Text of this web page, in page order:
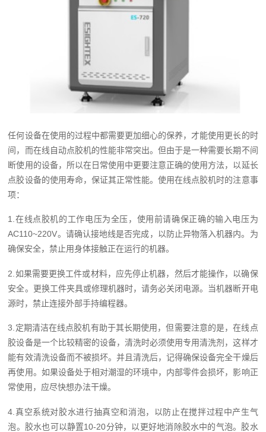
任何设备在使用的过程中都需要更加细心的保养，才能使用更长的时
间，而在线自动点胶机的性能非常突出。但由于是一种需要长期不间
断使用的设备，所以在日常使用中更要注意正确的使用方法，以延长
点胶设备的使用寿命，保证其正常性能。使用在线点胶机时的注意事
项：
1.在线点胶机的工作电压为全压，使用前请确保正确的输入电压为
AC110~220V。请确认接地线是否完成，以防止异物落入机器内。为
确保安全，禁止用身体接触正在运行的机器。
2.如果需要更换工件或材料，应先停止机器，然后才能操作，以确保
安全。更换工件夹具或修理机器时，请务必关闭电源。当机器断开电
源时，禁止连接外部手持编程器。
3.定期清洁在线点胶机有助于其长期使用，但需要注意的是，在线点
胶设备是一个比较精密的设备，清洗时必须使用专用清洗剂，这样才
能有效清洗设备而不被损坏。并且清洗后，记得确保设备完全干燥后
再使用。如果设备处于相对潮湿的环境中，内部零件会损坏，影响正
常使用，应尽快想办法干燥。
4.真空系统对胶水进行抽真空和消泡，以防止在搅拌过程中产生气
泡。胶水也可以静置10-20分钟，以更好地消除胶水中的气泡。胶水